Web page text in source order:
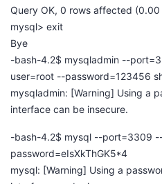
Query OK, 0 rows affected (0.00
mysql> exit
Bye
-bash-4.2$ mysqladmin --
user=root --password=123456
mysqladmin: [Warning] Using a
interface can be insecure.
-bash-4.2$ mysql --port=3309
password=eIsXkThGK5*4
mysql: [Warning] Using a